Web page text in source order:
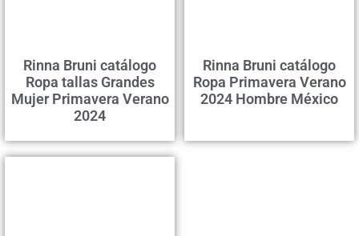
Rinna Bruni catálogo
Ropa tallas Grandes
Mujer Primavera Verano
2024
Rinna Bruni catálogo
Ropa Primavera Verano
2024 Hombre México